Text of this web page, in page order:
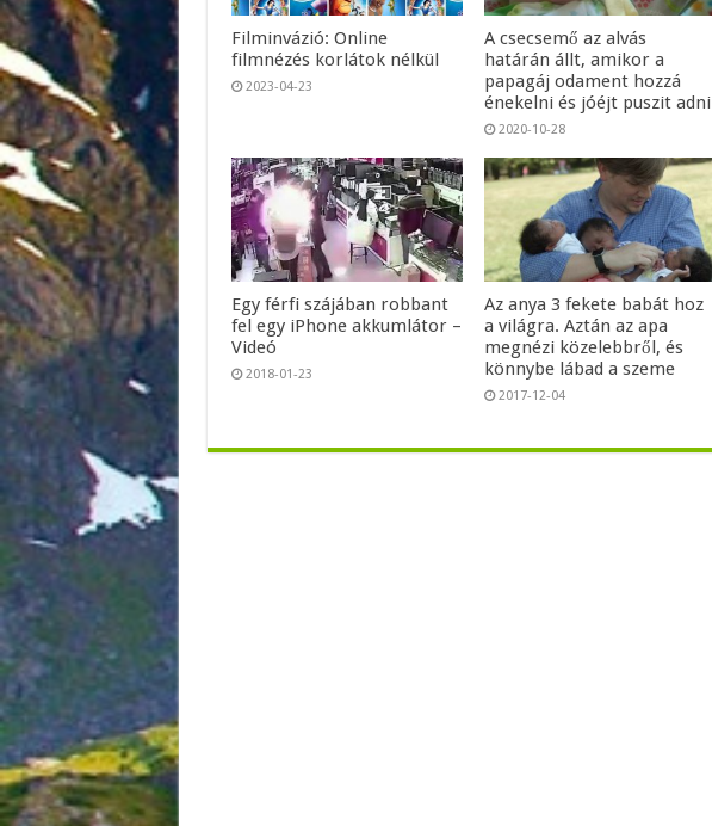
Filminvázió: Online
filmnézés korlátok nélkül
2023-04-23
A csecsemő az alvás
határán állt, amikor a
papagáj odament hozzá
énekelni és jóéjt puszit adni
2020-10-28
Egy férfi szájában robbant
fel egy iPhone akkumlátor –
Videó
2018-01-23
Az anya 3 fekete babát hoz
a világra. Aztán az apa
megnézi közelebbről, és
könnybe lábad a szeme
2017-12-04